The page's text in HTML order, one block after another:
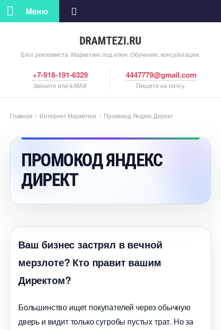
DRAMTEZI.RU
Блог рекламиста. Маркетинг под ключ. Обучение, консультации.
Меню
+7-918-191-6329
Звоните или в MAX
4447779@gmail.com
Пишите на почту.
Главная / Интернет Маркетин/ Промокод Яндекс Директ
ПРОМОКОД ЯНДЕКС
ДИРЕКТ
аш бизнес застрял в вечной
мерзлоте? Кто правит вашим
Директом?
Большинство ищет покупателей через обычную
дверь и видит только сугробы пустых трат. Но за